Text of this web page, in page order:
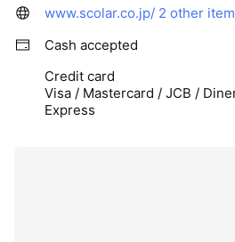
www.scolar.co.jp/ 2 other
Cash accepted
Credit card
Visa / Mastercard / JCB /
Express